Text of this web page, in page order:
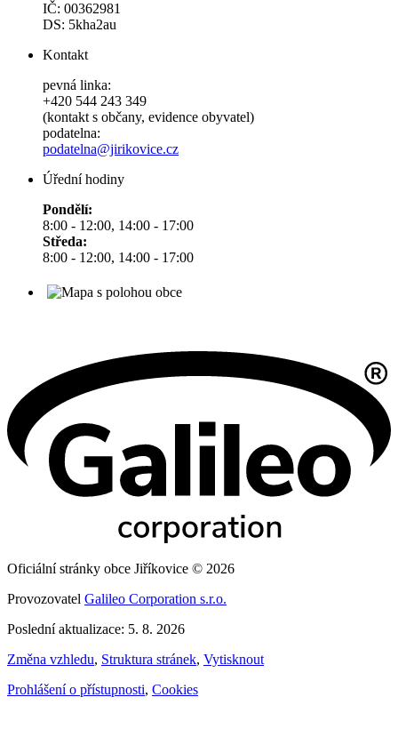
IČ: 00362981
DS: 5kha2au
Kontakt
pevná linka:
+420 544 243 349
(kontakt s občany, evidence obyvatel)
podatelna:
podatelna@jirikovice.cz
Úřední hodiny
Pondělí:
8:00 - 12:00, 14:00 - 17:00
Středa:
8:00 - 12:00, 14:00 - 17:00
Oficiální stránky obce Jiříkovice © 2026
Provozovatel Galileo Corporation s.r.o.
Poslední aktualizace: 5. 8. 2026
Změna vzhledu, Struktura stránek, Vytisknout
Prohlášení o přístupnosti, Cookies